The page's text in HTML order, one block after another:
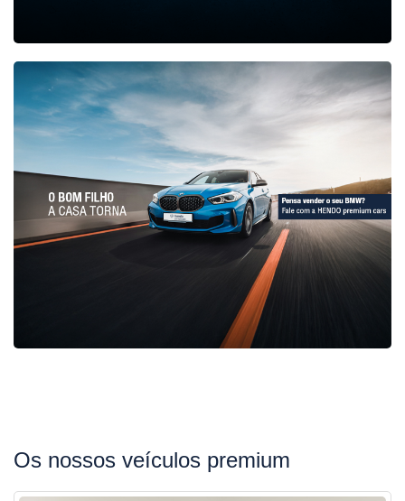
Os nossos veículos premium